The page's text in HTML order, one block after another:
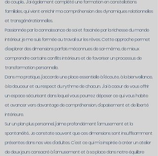
de couple.. J’ai également complété une formation en constellations
familiales, qui vient enrichir ma compréhension des dynamiques relationnelles
et transgénérationnelles.
Passionnée par la connaissance de soi et fascinée par la richesse du monde
intérieur, je me suis formée au travail sur les rêves. Cette approche permet
d'explorer des dimensions parfois méconnues de soi-même, de mieux
comprendre certains conflits intérieurs et de favoriser un processus de
transformation personnelle.
Dans ma pratique, j'accorde une place essentielle à l'écoute, à la bienveillance,
à la douceur et au respect du rythme de chacun. J'ai à cœur de vous offrir
un espace sécurisant dans lequel vous pourrez déposer ce qui vous habite
et avancer vers davantage de compréhension, d'apaisement et de liberté
intérieure.
Sur un plan plus personnel, j'aime profondément l'amusement et la
spontanéité.. Je constate souvent que ces dimensions sont insuffisamment
présentes dans nos vies d'adultes. C'est ce qui m'a inspirée à créer un atelier
de deux jours consacré à l'amusement et à sa place dans notre équilibre